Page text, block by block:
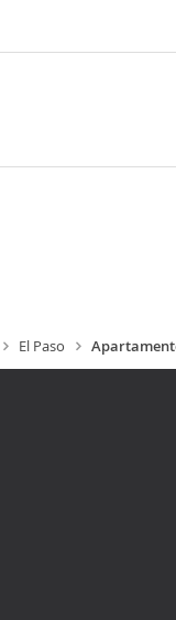
El Paso